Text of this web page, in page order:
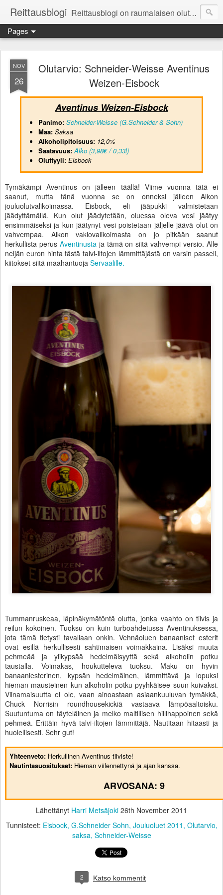
Reittausblogi Reittausblogi on raumalaisen olutharrastajan blogi. Reittaus (rating) tarkoittaa asioiden arvioimista. Reittausblogissa paneudutaan panemisen lopputuotteisiin eli arvioidaan oluita, puolueettomasti.
Pages
NOV
26
Olutarvio: Schneider-Weisse Aventinus
Weizen-Eisbock
Aventinus Weizen-Eisbock
Panimo: Schneider-Weisse (G.Schneider & Sohn)
Maa: Saksa
Alkoholipitoisuus: 12,0%
Saatavuus:Alko (3,98€ / 0,33l)
Oluttyyli: Eisbock
Tymäkämpi Aventinus on jälleen täällä! Viime vuonna tätä ei
saanut, mutta tänä vuonna se on onneksi jälleen Alkon
jouluolutvalikoimassa. Eisbock, eli jääpukki valmistetaan
jäädyttämällä. Kun olut jäädytetään, oluessa oleva vesi jäätyy
ensimmäiseksi ja kun jäätynyt vesi poistetaan jäljelle jäävä olut on
vahvempaa. Alkon vakiovalikoimasta on jo pitkään saanut
herkullista perus Aventinustaja tämä on siitä vahvempi versio. Alle
neljän euron hinta tästä talvi-iltojen lämmittäjästä on varsin passeli,
kiitokset siitä maahantuoja Servaalille.
Tummanruskeaa, läpinäkymätöntä olutta, jonka vaahto on tiivis ja
reilun kokoinen. Tuoksu on kuin turboahdetussa Aventinuksessa,
jota tämä tietysti tavallaan onkin. Vehnäoluen banaaniset esterit
ovat esillä herkullisesti sahtimaisen voimakkaina. Lisäksi muuta
pehmeää ja ylikypsää hedelmäisyyttä sekä alkoholin potku
taustalla. Voimakas, houkutteleva tuoksu. Maku on hyvin
banaaniesterinen, kypsän hedelmäinen, lämmittävä ja lopuksi
hieman mausteinen kun alkoholin potku pyyhkäisee suun kuivaksi.
Viinamaisuutta ei ole, vaan ainoastaan asiaankuuluvan tymäkkä,
Chuck Norrisin roundhousekickiä vastaava lämpöaaltoisku.
Suutuntuma on täyteläinen ja melko maltillisen hiilihappoinen sekä
pehmeä. Erittäin hyvä talvi-iltojen lämmittäjä. Nautitaan hitaasti ja
huolellisesti. Sehr gut!
Yhteenveto: Herkullinen Aventinus tiiviste!
Nautintasuositukset: Hieman viilennettynä ja ajan kanssa.
ARVOSANA: 9
Lähettänyt Harri Metsäjoki 26th November 2011
Tunnisteet: Eisbock G.Schneider Sohn Jouluoluet 2011 Olutarvio
saksa Schneider-Weisse
2 Katso kommentit